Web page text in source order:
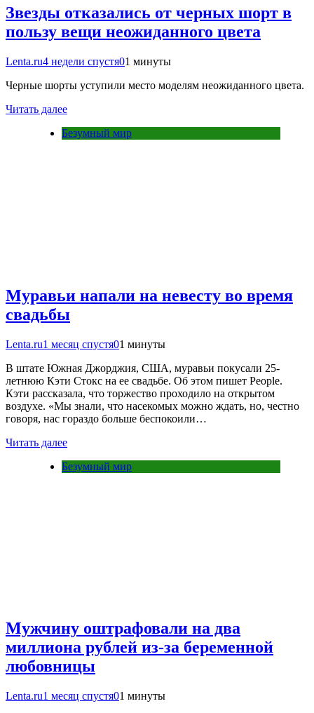
Звезды отказались от черных шорт в
пользу вещи неожиданного цвета
Lenta.ru4 недели спустя01 минуты
Черные шорты уступили место моделям неожиданного цвета.
Читать далее
Безумный мир
Муравьи напали на невесту во время
свадьбы
Lenta.ru1 месяц спустя01 минуты
В штате Южная Джорджия, США, муравьи покусали 25-
летнюю Кэти Стокс на ее свадьбе. Об этом пишет People.
Кэти рассказала, что торжество проходило на открытом
воздухе. «Мы знали, что насекомых можно ждать, но, честно
говоря, нас гораздо больше беспокоили…
Читать далее
Безумный мир
Мужчину оштрафовали на два
миллиона рублей из-за беременной
любовницы
Lenta.ru1 месяц спустя01 минуты